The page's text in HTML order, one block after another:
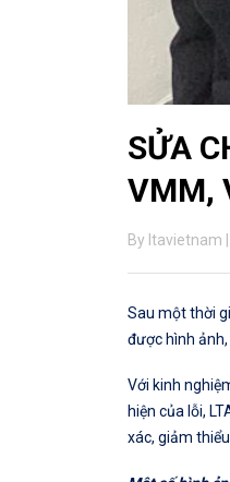
SỬA
VMM,
By ltavietnam
Sau một thời
được hình
Với kinh
hiện của lỗi,
xác, giảm